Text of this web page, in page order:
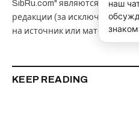
SibRu.com" являются
редакции (за исключением
на источник или материал
KEEP READING
наш